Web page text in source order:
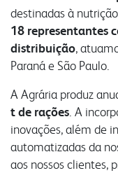
destinadas à
18 representantes
distribuição,
Paraná e São Paulo.
A Agrária produz
t de rações . A
inovações, além de
automatizadas da
aos nossos clientes,